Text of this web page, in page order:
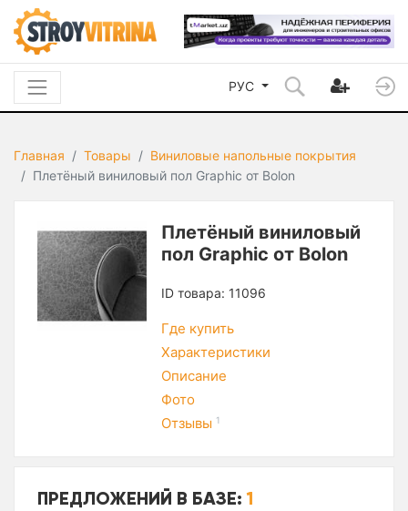
РУС
Главная Товары
Виниловые напольные покрытия
Плетёный виниловый пол Graphic от Bolon
Плетёный виниловый
пол Graphic от Bolon
ID товара: 11096
Где купить
Характеристики
Описание
Фото
Отзывы 1
ПРЕДЛОЖЕНИЙ В БАЗЕ:1